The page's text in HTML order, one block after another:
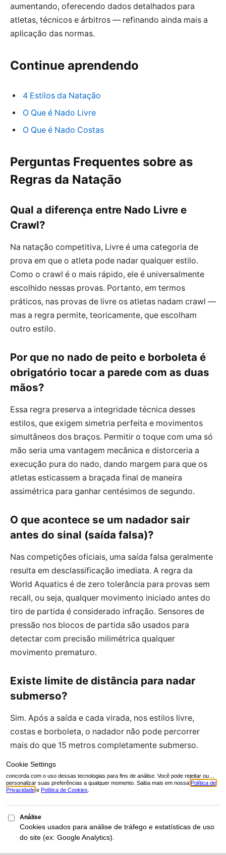
aumentando, oferecendo dados detalhados para
atletas, técnicos e árbitros — refinando ainda mais a
aplicação das normas.
Continue aprendendo
4 Estilos da Natação
O Que é Nado Livre
O Que é Nado Costas
Perguntas Frequentes sobre as
Regras da Natação
Qual a diferença entre Nado Livre e
Crawl?
Na natação competitiva, Livre é uma categoria de
prova em que o atleta pode nadar qualquer estilo.
Como o crawl é o mais rápido, ele é universalmente
escolhido nessas provas. Portanto, em termos
práticos, nas provas de livre os atletas nadam crawl —
mas a regra permite, teoricamente, que escolham
outro estilo.
Por que no nado de peito e borboleta é
obrigatório tocar a parede com as duas
mãos?
Essa regra preserva a integridade técnica desses
estilos, que exigem simetria perfeita e movimentos
simultâneos dos braços. Permitir o toque com uma só
mão seria uma vantagem mecânica e distorceria a
execução pura do nado, dando margem para que os
atletas esticassem a braçada final de maneira
assimétrica para ganhar centésimos de segundo.
O que acontece se um nadador sair
antes do sinal (saída falsa)?
Nas competições oficiais, uma saída falsa geralmente
resulta em desclassificação imediata. A regra da
World Aquatics é de zero tolerância para provas sem
recall, ou seja, qualquer movimento iniciado antes do
tiro de partida é considerado infração. Sensores de
pressão nos blocos de partida são usados para
detectar com precisão milimétrica qualquer
movimento prematuro.
Existe limite de distância para nadar
submerso?
Sim. Após a saída e cada virada, nos estilos livre,
costas e borboleta, o nadador não pode percorrer
mais do que 15 metros completamente submerso.
(geralmente a cabeça) deve quebrar a superfície da
água. A regra foi implementada por segurança e para
subaquática.
As regras de etiqueta são obrigatórias?